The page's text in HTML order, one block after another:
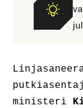
ministeri